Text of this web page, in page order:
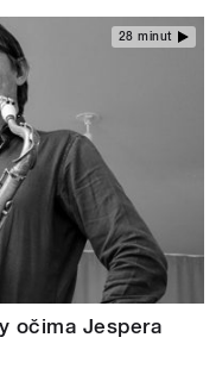
28 minut
očima Jespera